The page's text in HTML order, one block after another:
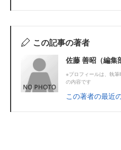
この記事の著者
佐藤 善昭（編集
※プロフィールは、執
の内容です
この著者の最近